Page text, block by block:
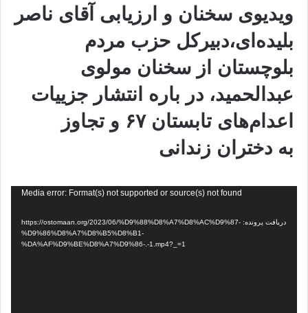
ویدیوی سخنان و ارزیابی آقای ناصر
بلیده‌‌ای،دبیرکل حزب مردم
بلوچستان از سخنان مولوی
عبدالحمید، در باره انتشار جزییات
اعدام‌های تابستان ۶۷ و تجاوز
به دختران زندانی
Media error: Format(s) not supported or source(s) not found
دریافت پرونده: https://ostomaan.org/2023/06/%D9%88%D8%A7%D8%AC%D9%87-
%D9%86%D8%A7%D8%B5%D8%B1-
%DA%AF%D9%BE%D8%A7%D9%86-.-1.mp4?_=1